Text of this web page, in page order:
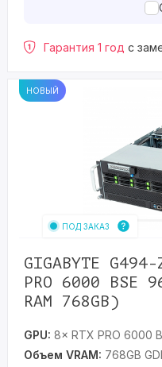
Гарантия 1 год с
НОВЫЙ
ПОД ЗАКАЗ
GIGABYTE
PRO 6000 BSE
RAM 768GB)
GPU: 8× RTX PRO 6000
Объем VRAM: 768GB